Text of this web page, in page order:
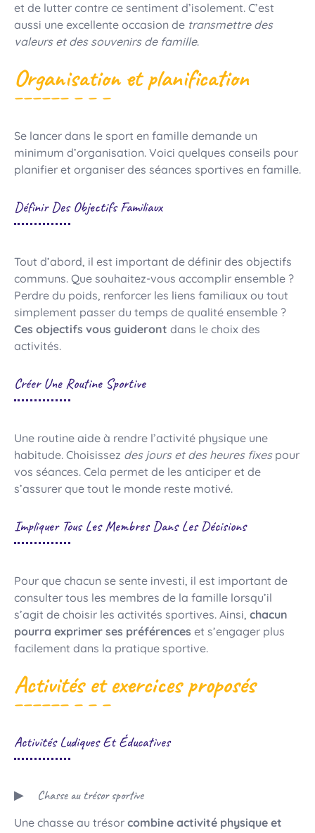
et de lutter contre ce sentiment d’isolement. C’est
aussi une excellente occasion de transmettre des
valeurs et des souvenirs de famille.
Organisation et planification
Se lancer dans le sport en famille demande un
minimum d’organisation. Voici quelques conseils pour
planifier et organiser des séances sportives en famille.
Définir Des Objectifs Familiaux
Tout d’abord, il est important de définir des objectifs
communs. Que souhaitez-vous accomplir ensemble ?
Perdre du poids, renforcer les liens familiaux ou tout
simplement passer du temps de qualité ensemble ?
Ces objectifs vous guideront dans le choix des
activités.
Créer Une Routine Sportive
Une routine aide à rendre l’activité physique une
habitude. Choisissez des jours et des heures fixespour
vos séances. Cela permet de les anticiper et de
s’assurer que tout le monde reste motivé.
Impliquer Tous Les Membres Dans Les Décisions
Pour que chacun se sente investi, il est important de
consulter tous les membres de la famille lorsqu’il
s’agit de choisir les activités sportives. Ainsi, chacun
pourra exprimer ses préférences et s’engager plus
facilement dans la pratique sportive.
Activités et exercices proposés
Activités Ludiques Et Éducatives
Chasse au trésor sportive
Une chasse au trésor combine activité physique et